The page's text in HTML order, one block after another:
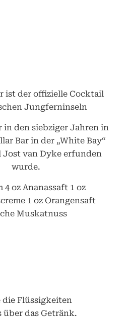
ist der offizielle Cocktail
Jungferninseln
in den siebziger Jahren in
Bar in der „White Bay“
Jost van Dyke erfunden
wurde.
4 oz Ananassaft 1 oz
1 oz Orangensaft
Muskatnuss
die Flüssigkeiten
über das Getränk.